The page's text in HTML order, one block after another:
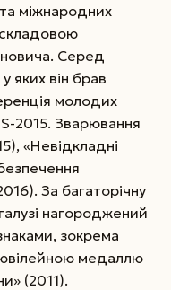
міжнародних
Серед
яких він брав
молодих
2015. Зварювання
«Невідкладні
За багаторічну
нагороджений
зокрема
медаллю
(2011).